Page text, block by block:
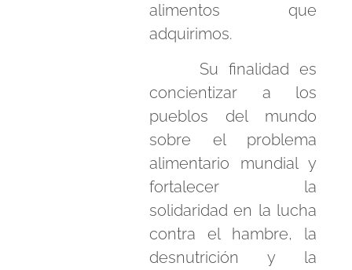
alimentos que
adquirimos.
Su finalidad es
concientizar a los
pueblos del mundo
sobre el problema
alimentario mundial y
fortalecer la
solidaridad en la lucha
contra el hambre, la
desnutrición y la